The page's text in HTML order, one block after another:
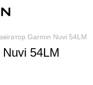
Garmin Nuvi 54LM
Nuvi 54LM